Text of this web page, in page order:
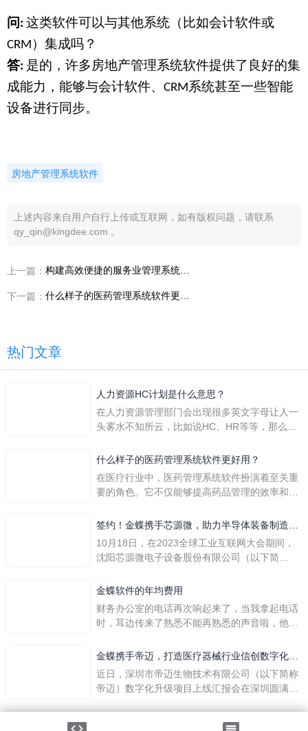
问 : 这类软件可以与其他系统（比如会计软件或
CRM ）集成吗？
答: 是的，许多房地产管理系统软件提供了良好的集
成能力，能够与会计软件、 CRM系统甚至一些智能
设备进行同步。
房地产管理系统软件
上述内容来自用户自行上传或互联网，如有版权问题，请联系
qy_qin@kingdee.com 。
上一篇：
下一篇：
热门文章
人力资源HC计划是什么意思？
在人力资源管理部门会出现很多英文字母让人一
头雾水不知所云，比如说HC、HR等等，那么它
么呢？
什么样子的医药管理系统软件更好用？
在医疗行业中，医药管理系统软件扮演着至关重
要的角色。它不仅能够提高药品管理的效率和准
一个好用的医药管理系统软件应具备以下特点。
地进行操作。 复杂的
签约！金蝶携手芯源微，助力半导体装备制造领
先企业迈向世界
10月18日，在2023全球工业互联网大会期间，
沈阳芯源微电子设备股份有限公司（以下简
下简称“金蝶”）在辽宁沈阳签署战略合作协议。
营管控平台，从而实现公司产研一体化、业财一
体化，提升公司整体业务水平。
金蝶软件的年均费用
财务办公室的电话再次响起来了，当我拿起电话
时，耳边传来了熟悉不能再熟悉的声音啦，他就
软件过程中遇到任何问题，我都可以获得金蝶服
一年的使用时间已经到了。我们公司用的是金蝶
KIS系列的标准版，一年的服务费是1000元/年。
刚看到这个1000元这个数字的时候，你是不是也
觉得有点高了，但是在一年的使用的过程中还有
金蝶携手帝迈，打造医疗器械行业信创数字化标
杆
近日，深圳市帝迈生物技术有限公司（以下简称
帝迈）数字化升级项目上线汇报会在深圳圆满召